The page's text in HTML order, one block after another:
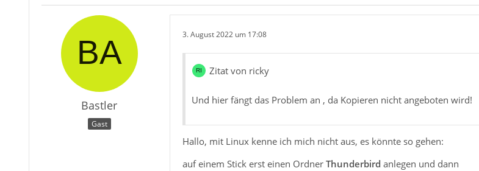
Bastler
Gast
3. August 2022 um 17:08
Zitat von ricky
Und hier fängt das Problem an , da Kopieren nicht angeboten wird!
Hallo, mit Linux kenne ich mich nicht aus, es könnte so gehen:
auf einem Stick erst einen Ordner Thunderbird anlegen und dann